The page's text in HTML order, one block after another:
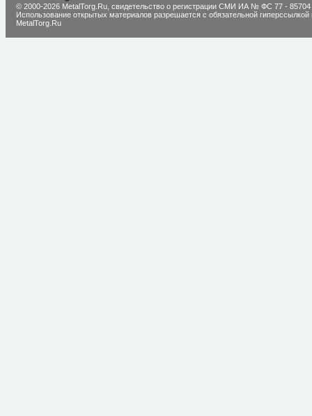
© 2000-2026 MetalTorg.Ru, cвидетельство о регистрации СМИ ИА № ФС 77 - 85704
Использование открытых материалов разрешается с обязательной гиперссылкой
MetalTorg.Ru